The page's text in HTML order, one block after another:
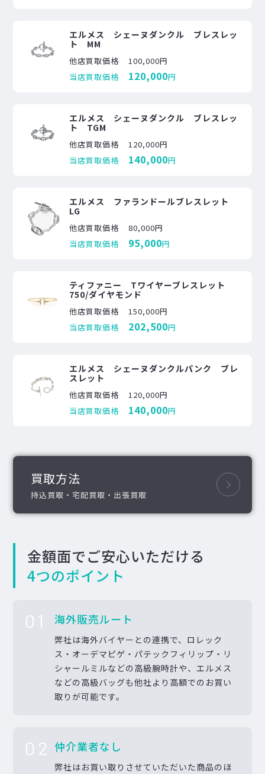
エルメス シェーヌダンクル ブレスレッ
ト MM
他店買取価格
100,000円
当店買取価格
120,000円
エルメス シェーヌダンクル ブレスレッ
ト TGM
他店買取価格
120,000円
当店買取価格
140,000円
エルメス ファランドールブレスレット
LG
他店買取価格
80,000円
当店買取価格
95,000円
ティファニー Tワイヤーブレスレット
750/ダイヤモンド
他店買取価格
150,000円
当店買取価格
202,500円
エルメス シェーヌダンクルパンク ブレ
スレット
他店買取価格
120,000円
当店買取価格
140,000円
買取方法
持込買取・宅配買取・出張買取
金額面でご安心いただける
4つのポイント
01 海外販売ルート
弊社は海外バイヤーとの連携で、ロレック
ス・オーデマピゲ・パテックフィリップ・リ
シャールミルなどの高級腕時計や、エルメス
などの高級バッグも他社より高額でのお買い
取りが可能です。
02 仲介業者なし
弊社はお買い取りさせていただいた商品のほ